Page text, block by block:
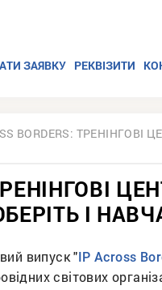
ЗАЯВКУ РЕКВІЗИТИ
BORDERS:
ТРЕНІНГОВІ
І
випуск " IP Across
світових